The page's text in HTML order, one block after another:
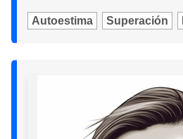
Autoestima Superación